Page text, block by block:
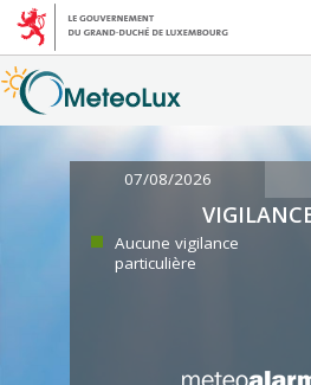
07/08/2026
Aucune vigilance
particulière